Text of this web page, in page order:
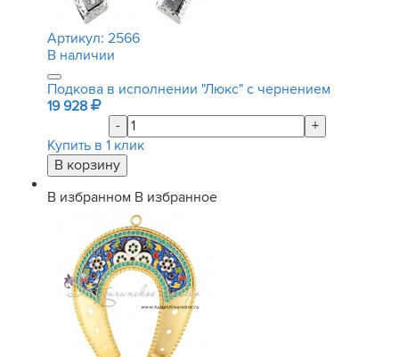
Артикул: 2566
В наличии
Подкова в исполнении "Люкс" с чернением
19 928
-
+
Купить в 1 клик
В избранном В избранное